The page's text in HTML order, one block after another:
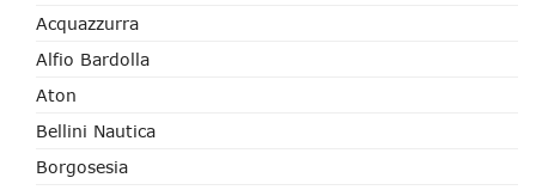
Acquazzurra
Alfio Bardolla
Aton
Bellini Nautica
Borgosesia